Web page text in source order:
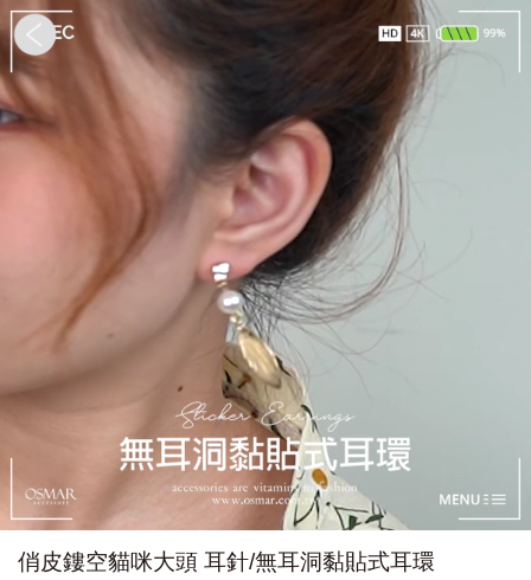
俏皮鏤空貓咪大頭 耳針/無耳洞黏貼式耳環